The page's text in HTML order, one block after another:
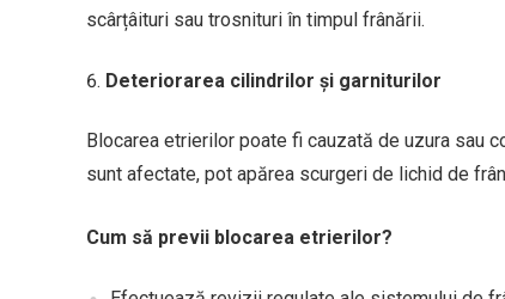
scârțâituri sau trosnituri în timpul frânării.
Deteriorarea cilindrilor și garniturilor
Blocarea etrierilor poate fi cauzată de uzura sau
sunt afectate, pot apărea scurgeri de lichid de
Cum să previi blocarea etrierilor?